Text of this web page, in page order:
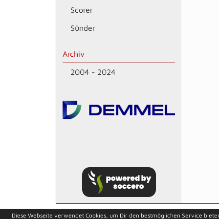
Scorer
Sünder
Archiv
2004 - 2024
soccero.de
Diese Webseite verwendet Cookies, um Dir den bestmöglichen Service